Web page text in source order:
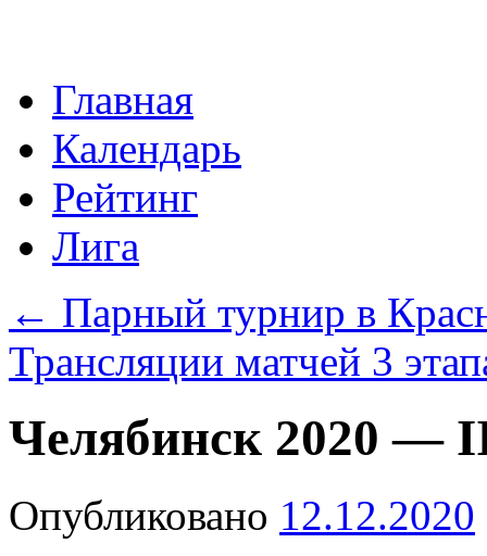
Перейти
содержимому
Главная
Календарь
Рейтинг
Лига
← Парный турнир в
Трансляции матчей 3
Челябинск 2020 —
Опубликовано 12.12.2020